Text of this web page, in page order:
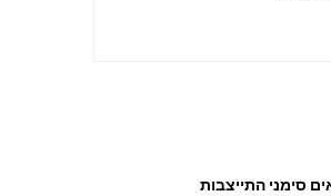
סימני התייצבות